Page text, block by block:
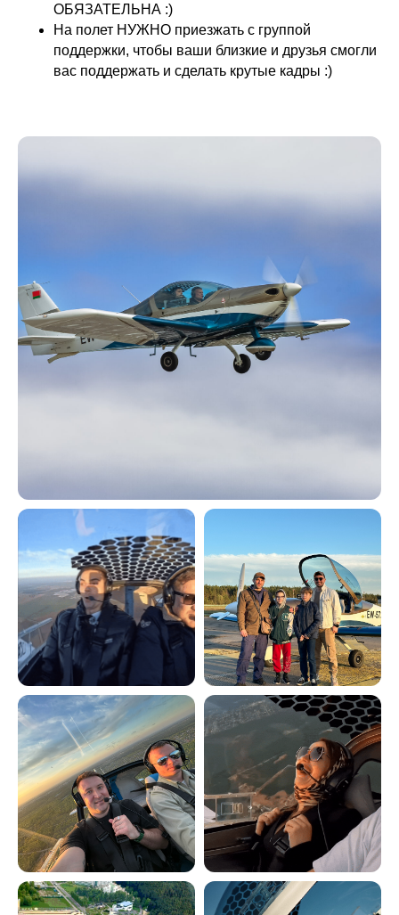
ОБЯЗАТЕЛЬНА :)
На полет НУЖНО приезжать с группой
поддержки, чтобы ваши близкие и друзья смогли
вас поддержать и сделать крутые кадры :)